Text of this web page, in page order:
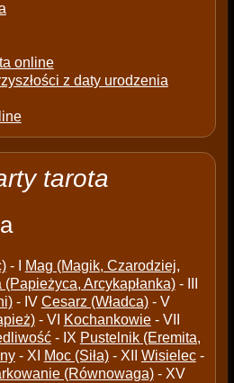
online
z daty urodzenia
tarota
- I
Mag (Magik, Czarodziej,
(Papieżyca, Arcykapłanka)- III
- IV Cesarz (Władca)- V
- VI Kochankowie- VII
- IX Pustelnik (Eremita,
- XI Moc (Siła)- XII Wisielec-
(Równowaga)- XV